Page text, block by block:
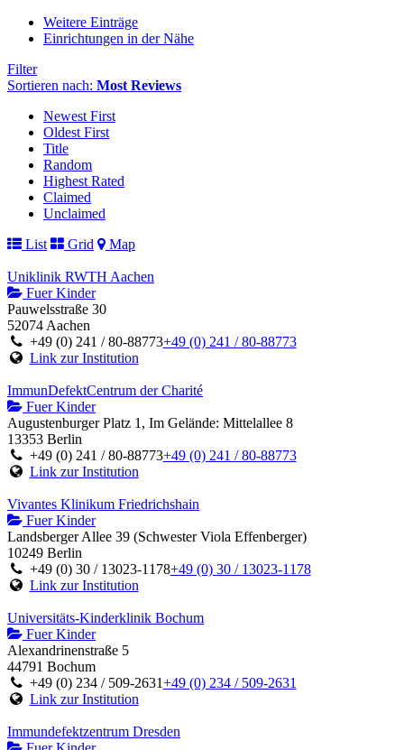
Weitere Einträge
Einrichtungen in der Nähe
Filter
Sortieren nach: Most Reviews
Newest First
Oldest First
Title
Random
Highest Rated
Claimed
Unclaimed
List
Grid Map
Uniklinik RWTH Aachen
Fuer Kinder
Pauwelsstraße 30
52074 Aachen
+49 (0) 241 / 80-88773+49 (0) 241 / 80-88773
Link zur Institution
ImmunDefektCentrum der Charité
Fuer Kinder
Augustenburger Platz 1, Im Gelände: Mittelallee 8
13353 Berlin
+49 (0) 241 / 80-88773+49 (0) 241 / 80-88773
Link zur Institution
Vivantes Klinikum Friedrichshain
Fuer Kinder
Landsberger Allee 39 (Schwester Viola Effenberger)
10249 Berlin
+49 (0) 30 / 13023-1178+49 (0) 30 / 13023-1178
Link zur Institution
Universitäts-Kinderklinik Bochum
Fuer Kinder
Alexandrinenstraße 5
44791 Bochum
+49 (0) 234 / 509-2631+49 (0) 234 / 509-2631
Link zur Institution
Immundefektzentrum Dresden